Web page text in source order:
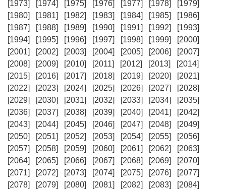
[1973] [1974] [1975] [1976] [1977] [1978]
[1979]
[1980]
[1981] [1982] [1983] [1984] [1985]
[1986]
[1987]
[1988] [1989] [1990] [1991] [1992]
[1993]
[1994]
[1995] [1996] [1997] [1998] [1999]
[2000]
[2001]
[2002] [2003] [2004] [2005] [2006]
[2007]
[2008]
[2009] [2010] [2011] [2012] [2013]
[2014]
[2015]
[2016] [2017] [2018] [2019] [2020]
[2021]
[2022]
[2023] [2024] [2025] [2026] [2027]
[2028]
[2029]
[2030] [2031] [2032] [2033] [2034]
[2035]
[2036]
[2037] [2038] [2039] [2040] [2041]
[2042]
[2043]
[2044] [2045] [2046] [2047] [2048]
[2049]
[2050]
[2051] [2052] [2053] [2054] [2055]
[2056]
[2057]
[2058] [2059] [2060] [2061] [2062]
[2063]
[2064]
[2065] [2066] [2067] [2068] [2069]
[2070]
[2071]
[2072] [2073] [2074] [2075] [2076]
[2077]
[2078]
[2079] [2080] [2081] [2082] [2083]
[2084]